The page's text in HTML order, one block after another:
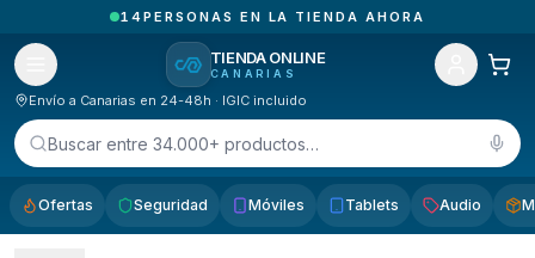
PEDIDOS ENTREGADOS HOY EN CANARIAS
TIENDA ONLINE
CANARIAS
Envío a Canarias en 24-48h · IGIC incluido
Buscar entre 34.000+ productos…
Ofertas Seguridad Móviles Tablets Audio